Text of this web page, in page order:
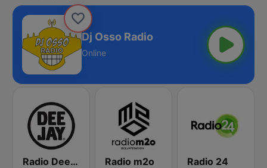
Dj Osso Radio
Online
Radio Deejay Radio m2o Radio 24